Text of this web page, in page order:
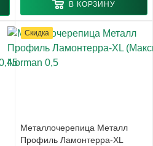
В КОРЗИНУ
Скидка
Металлочерепица Металл
Профиль Ламонтерра-XL